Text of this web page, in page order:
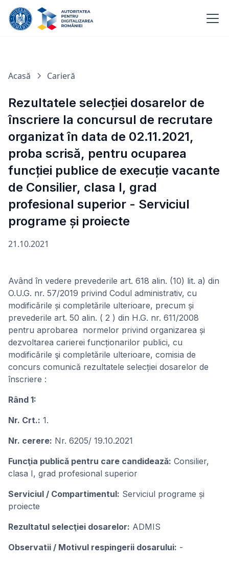
Acasă Carieră
Rezultatele selecției dosarelor de
înscriere la concursul de recrutare
organizat în data de 02.11.2021,
proba scrisă, pentru ocuparea
funcției publice de execuție vacante
de Consilier, clasa I, grad
profesional superior - Serviciul
programe și proiecte
21.10.2021
Având în vedere prevederile art. 618 alin. (10) lit. a) din
O.U.G. nr. 57/2019 privind Codul administrativ, cu
modificările și completările ulterioare, precum și
prevederile art. 50 alin. ( 2 ) din H.G. nr. 611/2008
pentru aprobarea normelor privind organizarea și
dezvoltarea carierei funcționarilor publici, cu
modificările şi completările ulterioare, comisia de
concurs comunică rezultatele selecției dosarelor de
înscriere :
Rând 1:
Nr. Crt.: 1.
Nr. cerere: Nr. 6205/ 19.10.2021
Funcţia publicǎ pentru care candideazǎ: Consilier,
clasa I, grad profesional superior
Serviciul / Compartimentul: Serviciul programe și
proiecte
Rezultatul selecţiei dosarelor: ADMIS
Observatii / Motivul respingerii dosarului: -